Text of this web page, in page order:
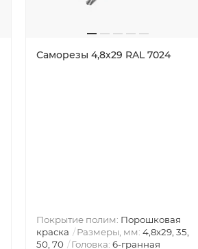
Саморезы 4,8х29 RAL 7024
Покрытие полим: Порошковая
краска
Размеры, мм: 4,8х29, 35,
50, 70
Головка: 6-гранная